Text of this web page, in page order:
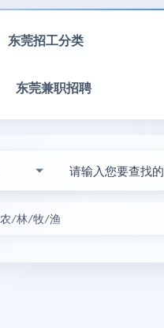
东莞招工分类
东莞兼职招聘
农/林/牧/渔